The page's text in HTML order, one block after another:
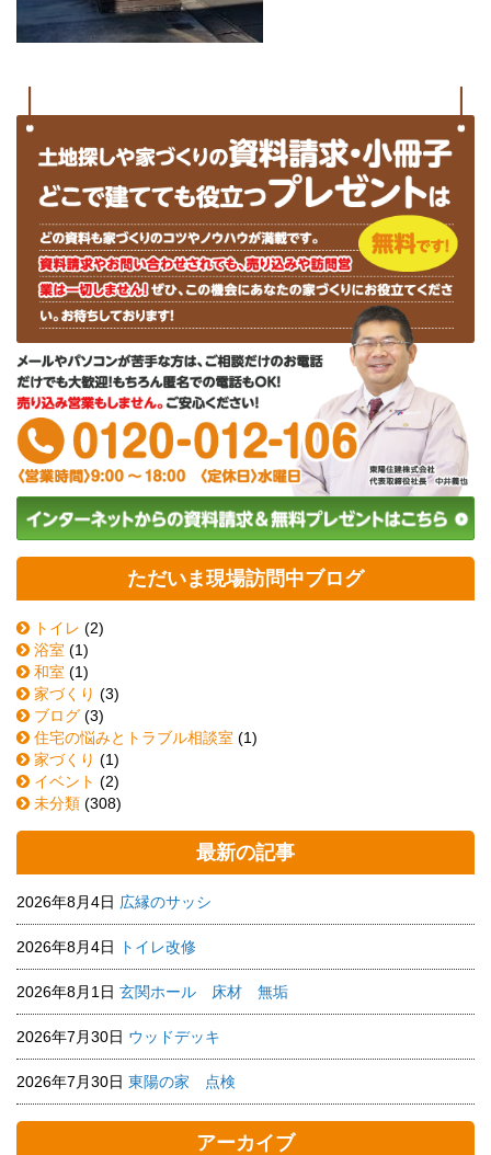
ただいま現場訪問中ブログ
トイレ (2)
浴室 (1)
和室 (1)
家づくり (3)
ブログ (3)
住宅の悩みとトラブル相談室 (1)
家づくり (1)
イベント (2)
未分類 (308)
最新の記事
2026年8月4日 広縁のサッシ
2026年8月4日 トイレ改修
2026年8月1日 玄関ホール 床材 無垢
2026年7月30日 ウッドデッキ
2026年7月30日 東陽の家 点検
アーカイブ